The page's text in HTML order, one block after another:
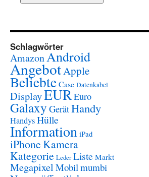
Schlagwörter
AmazonAndroid
AngebotApple
BeliebteCase Datenkabel
DisplayEUREuro
Galaxy GerätHandy
HandysHülle
Information iPad
iPhoneKamera
Kategorie Leder Liste Markt
Megapixel Mobilmumbi